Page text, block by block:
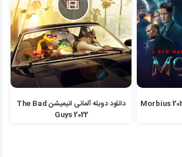
دانلود دوبله آلمانی انیمیشن The Bad
Guys 2022